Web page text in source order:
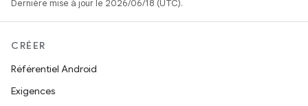
Dernière mise à jour le 2026/06/18 (UTC).
CRÉER
Référentiel Android
Exigences